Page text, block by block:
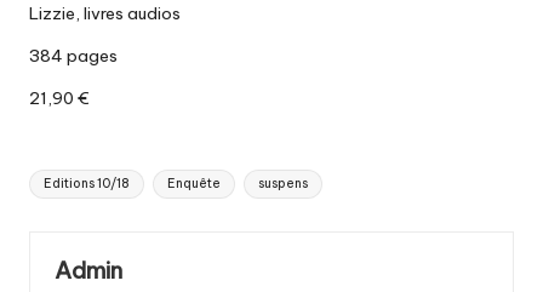
Lizzie, livres audios
384 pages
21,90 €
Tags:
Editions 10/18 Enquête suspens
Admin